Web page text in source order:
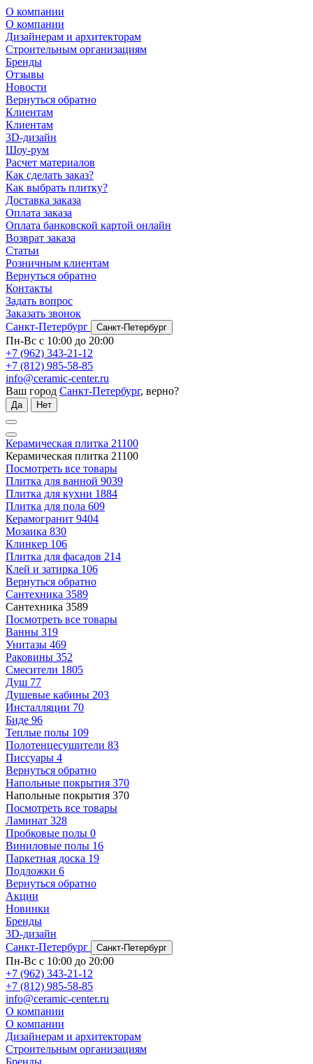
О компании
О компании
Дизайнерам и архитекторам
Строительным организациям
Бренды
Отзывы
Новости
Вернуться обратно
Клиентам
Клиентам
3D-дизайн
Шоу-рум
Расчет материалов
Как сделать заказ?
Как выбрать плитку?
Доставка заказа
Оплата заказа
Оплата банковской картой онлайн
Возврат заказа
Статьи
Розничным клиентам
Вернуться обратно
Контакты
Задать вопрос
Заказать звонок
Санкт-Петербург
Санкт-Петербург
Пн-Вс с 10:00 до 20:00
+7 (962) 343-21-12
+7 (812) 985-58-85
info@ceramic-center.ru
Ваш город Санкт-Петербург, верно?
Да Нет
Керамическая плитка 21100
Керамическая плитка 21100
Посмотреть все товары
Плитка для ванной 9039
Плитка для кухни 1884
Плитка для пола 609
Керамогранит 9404
Мозаика 830
Клинкер 106
Плитка для фасадов 214
Клей и затирка 106
Вернуться обратно
Сантехника 3589
Сантехника 3589
Посмотреть все товары
Ванны 319
Унитазы 469
Раковины 352
Смесители 1805
Душ 77
Душевые кабины 203
Инсталляции 70
Биде 96
Теплые полы 109
Полотенцесушители 83
Писсуары 4
Вернуться обратно
Напольные покрытия 370
Напольные покрытия 370
Посмотреть все товары
Ламинат 328
Пробковые полы 0
Виниловые полы 16
Паркетная доска 19
Подложки 6
Вернуться обратно
Акции
Новинки
Бренды
3D-дизайн
Санкт-Петербург
Санкт-Петербург
Пн-Вс с 10:00 до 20:00
+7 (962) 343-21-12
+7 (812) 985-58-85
info@ceramic-center.ru
О компании
О компании
Дизайнерам и архитекторам
Строительным организациям
Бренды